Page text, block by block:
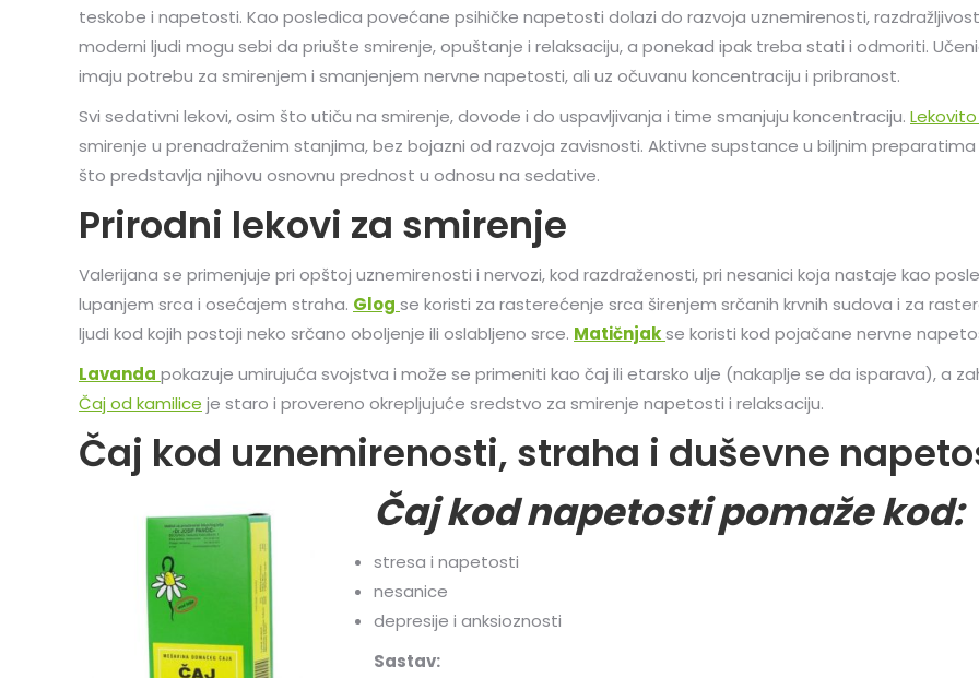
teskobe i napetosti. Kao posledica povećane psihičke napetosti dolazi do razvoja uznemirenosti,
moderni ljudi mogu sebi da priušte smirenje, opuštanje i relaksaciju, a ponekad ipak treba stati i odmoriti.
imaju potrebu za smirenjem i smanjenjem nervne napetosti, ali uz očuvanu koncentraciju i pribranost.
Svi sedativni lekovi, osim što utiču na smirenje, dovode i do uspavljivanja i time smanjuju koncentraciju.
smirenje u prenadraženim stanjima, bez bojazni od razvoja zavisnosti. Aktivne supstance u biljnim
što predstavlja njihovu osnovnu prednost u odnosu na sedative.
Prirodni lekovi za smirenje
Valerijana se primenjuje pri opštoj uznemirenosti i nervozi, kod razdraženosti, pri nesanici koja nastaje kao
lupanjem srca i osećajem straha. Glog se koristi za rasterećenje srca širenjem srčanih krvnih sudova i za
ljudi kod kojih postoji neko srčano oboljenje ili oslabljeno srce. Matičnjakse koristi kod pojačane nervne
Lavanda pokazuje umirujuća svojstva i može se primeniti kao čaj ili etarsko ulje (nakaplje se da isparava), a
Čaj od kamilice je staro i provereno okrepljujuće sredstvo za smirenje napetosti i relaksaciju.
Čaj kod uznemirenosti, straha i duševne
Čaj kod napetosti pomaže kod:
stresa i napetosti
nesanice
depresije i anksioznosti
Sastav: